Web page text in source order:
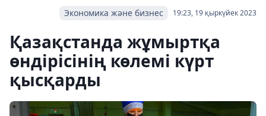
19:23, 19 қыркүйек 2023
Экономика және бизнес
Қазақстанда жұмыртқа
өндірісінің көлемі күрт
қысқарды